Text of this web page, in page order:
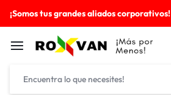
¡Somos tus grandes aliados corporativos!